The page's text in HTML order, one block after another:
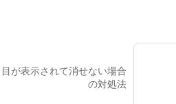
が表示されて消せない場合
の対処法